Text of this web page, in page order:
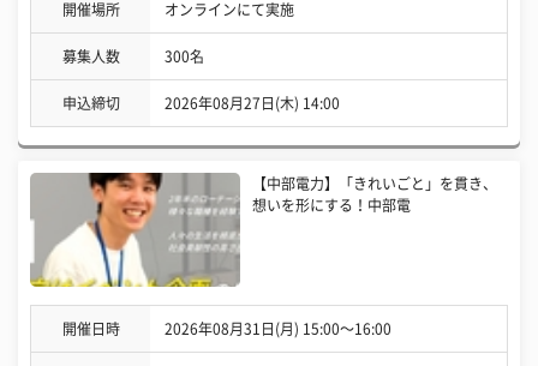
開催場所 オンラインにて実施
募集人数 300名
申込締切 2026年08月27日(木) 14:00
【中部電力】「きれいごと」を貫き、
想いを形にする！中部電
開催日時 2026年08月31日(月) 15:00〜16:00